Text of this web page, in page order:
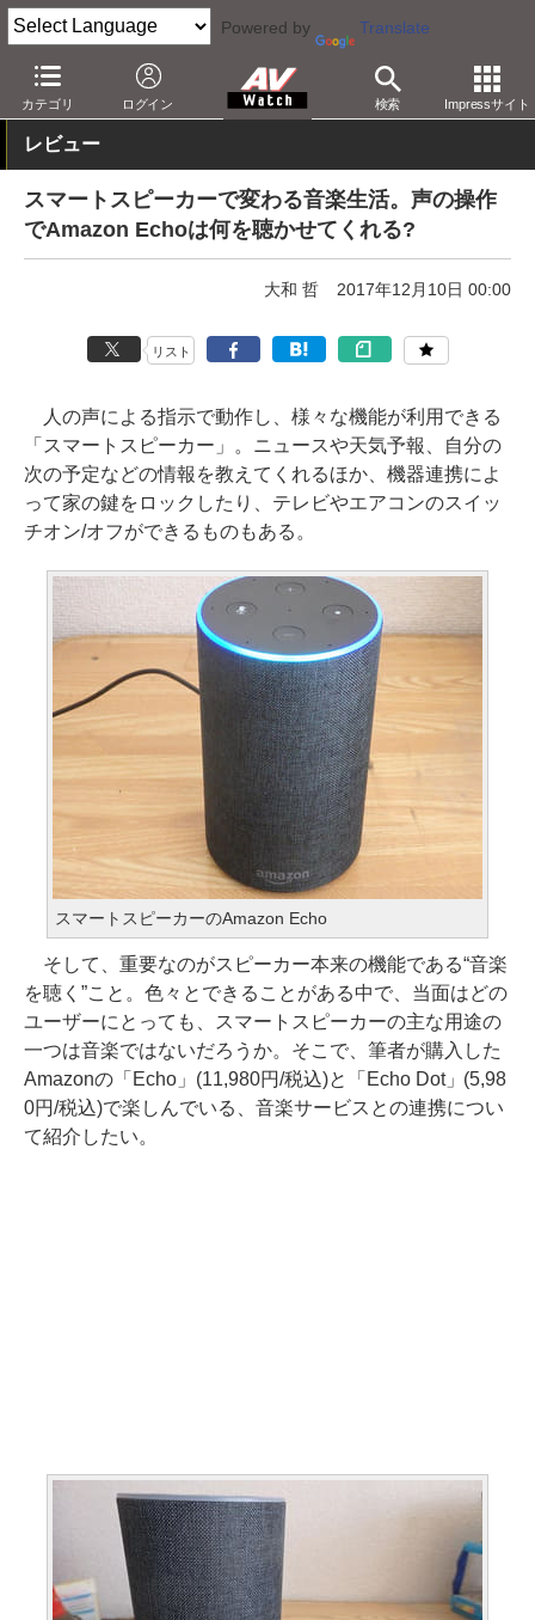
Powered by Translate
カテゴリ ログイン 検索 Impressサイト
AV Watch 製品 スマートスピーカー
レビュー
スマートスピーカーで変わる音楽生活。声の操作
でAmazon Echoは何を聴かせてくれる?
大和 哲 2017年12月10日 00:00
リスト
人の声による指示で動作し、様々な機能が利用できる
「スマートスピーカー」。ニュースや天気予報、自分の
次の予定などの情報を教えてくれるほか、機器連携によ
って家の鍵をロックしたり、テレビやエアコンのスイッ
チオン/オフができるものもある。
スマートスピーカーのAmazon Echo
そして、重要なのがスピーカー本来の機能である“音楽
を聴く”こと。色々とできることがある中で、当面はどの
ユーザーにとっても、スマートスピーカーの主な用途の
一つは音楽ではないだろうか。そこで、筆者が購入した
Amazonの「Echo」(11,980円/税込)と「Echo Dot」(5,98
0円/税込)で楽しんでいる、音楽サービスとの連携につい
て紹介したい。